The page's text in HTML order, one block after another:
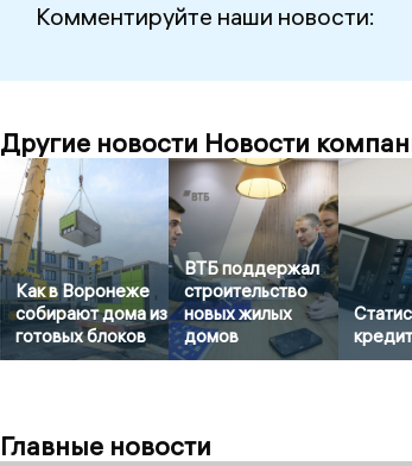
Комментируйте наши новости:
Другие новости Новости
Как в Воронеже
собирают дома из
готовых блоков
ВТБ поддержал
строительство
новых жилых
домов
Главные новости